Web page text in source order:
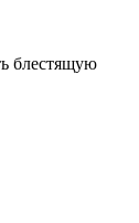
блестящую